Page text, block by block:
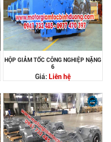
HỘP GIẢM TỐC CÔNG NGHIỆP NẶNG
6
Giá: Liên hệ